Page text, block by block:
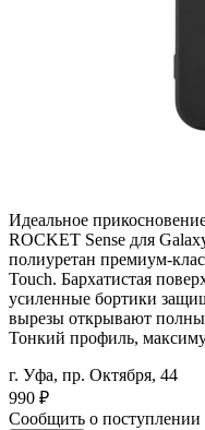
Идеальное
ROCKET Sense для
полиуретан премиум-
Touch. Бархатистая
усиленные бортики
вырезы открывают
Тонкий профиль,
г. Уфа, пр. Октября, 44
990 ₽
Сообщить о поступлении